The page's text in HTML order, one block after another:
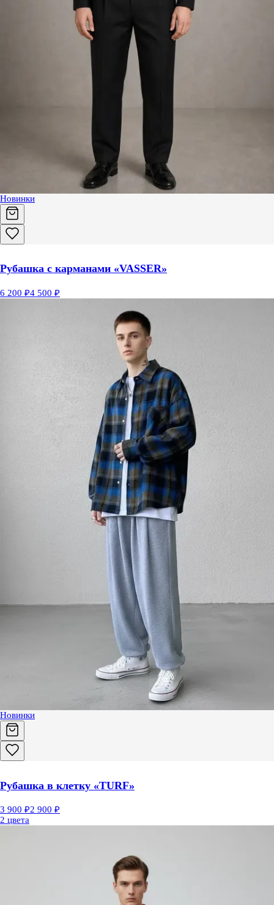
Новинки
Рубашка с карманами «VASSER»
6 200 ₽4 500 ₽
Новинки
Рубашка в клетку «TURF»
3 900 ₽2 900 ₽
2 цвета